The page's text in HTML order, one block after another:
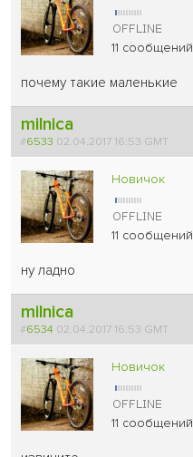
11 сообщений
почему такие маленькие
milnica
#6533 02.04.2017 16:53 GMT
Новичок
11 сообщений
ну ладно
milnica
#6534 02.04.2017 16:53 GMT
Новичок
11 сообщений